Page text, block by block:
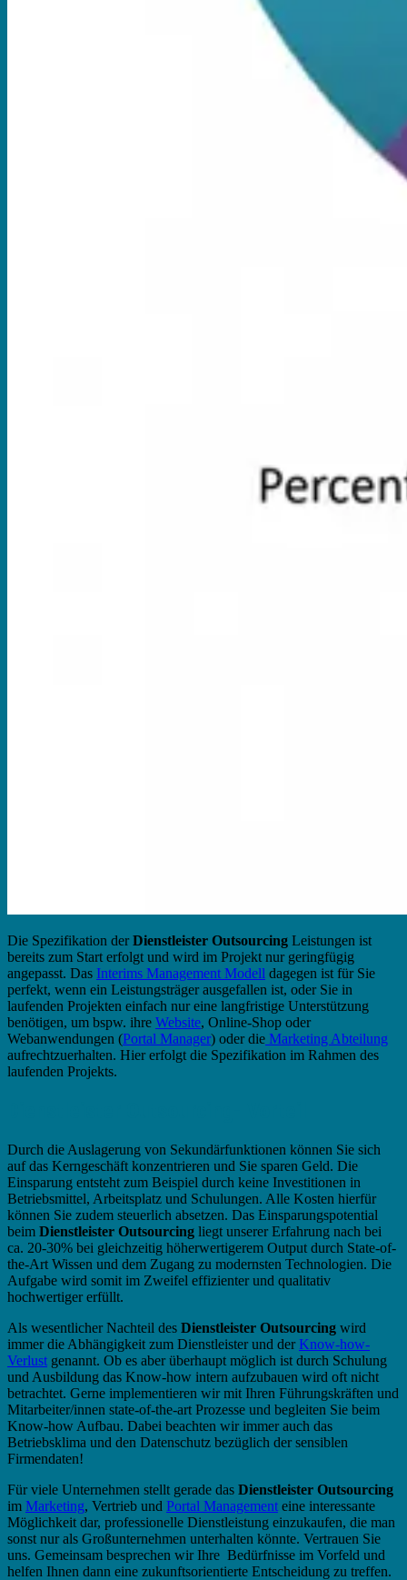
Die Spezifikation derDienstleister Outsourcing Leistungen ist
bereits zum Start erfolgt und wird im Projekt nur geringfügig
angepasst. Das Interims Management Modell dagegen ist für Sie
perfekt, wenn ein Leistungsträger ausgefallen ist, oder Sie in
laufenden Projekten einfach nur eine langfristige Unterstützung
benötigen, um bspw. ihre Website, Online-Shop oder
Webanwendungen (Portal Manager) oder die Marketing Abteilung
aufrechtzuerhalten. Hier erfolgt die Spezifikation im Rahmen des
laufenden Projekts.
Durch die Auslagerung von Sekundärfunktionen können Sie sich
auf das Kerngeschäft konzentrieren und Sie sparen Geld. Die
Einsparung entsteht zum Beispiel durch keine Investitionen in
Betriebsmittel, Arbeitsplatz und Schulungen. Alle Kosten hierfür
können Sie zudem steuerlich absetzen. Das Einsparungspotential
beim Dienstleister Outsourcing liegt unserer Erfahrung nach bei
ca. 20-30% bei gleichzeitig höherwertigerem Output durch State-of-
the-Art Wissen und dem Zugang zu modernsten Technologien. Die
Aufgabe wird somit im Zweifel effizienter und qualitativ
hochwertiger erfüllt.
Als wesentlicher Nachteil des Dienstleister Outsourcing wird
immer die Abhängigkeit zum Dienstleister und derKnow-how-
Verlust genannt. Ob es aber überhaupt möglich ist durch Schulung
und Ausbildung das Know-how intern aufzubauen wird oft nicht
betrachtet. Gerne implementieren wir mit Ihren Führungskräften und
Mitarbeiter/innen state-of-the-art Prozesse und begleiten Sie beim
Know-how Aufbau. Dabei beachten wir immer auch das
Betriebsklima und den Datenschutz bezüglich der sensiblen
Firmendaten!
Für viele Unternehmen stellt gerade das Dienstleister Outsourcing
im Marketing, Vertrieb und Portal Management eine interessante
Möglichkeit dar, professionelle Dienstleistung einzukaufen, die man
sonst nur als Großunternehmen unterhalten könnte. Vertrauen Sie
uns. Gemeinsam besprechen wir Ihre Bedürfnisse im Vorfeld und
helfen Ihnen dann eine zukunftsorientierte Entscheidung zu treffen.